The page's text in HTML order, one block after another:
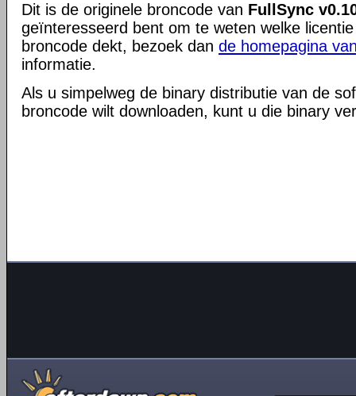
Dit is de originele broncode van FullSync
geïnteresseerd bent om te weten welke
broncode dekt, bezoek dan de homepagina
informatie.
Als u simpelweg de binary distributie van de
broncode wilt downloaden, kunt u die binary